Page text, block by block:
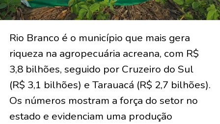
Rio Branco é o município que mais gera
riqueza na agropecuária acreana, com R$
3,8 bilhões, seguido por Cruzeiro do Sul
(R$ 3,1 bilhões) e Tarauacá (R$ 2,7 bilhões).
Os números mostram a força do setor no
estado e evidenciam uma produção